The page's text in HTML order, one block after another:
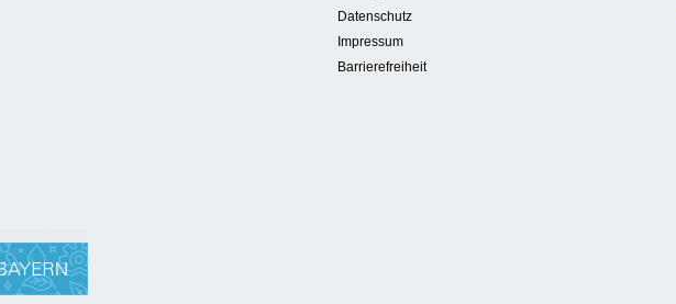
Datenschutz
Impressum
Barrierefreiheit